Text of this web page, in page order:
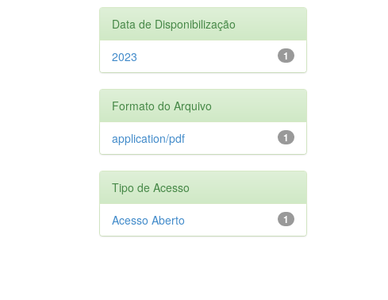
Data de Disponibilização
1
2023
Formato do Arquivo
1
application/pdf
Tipo de Acesso
1
Acesso Aberto